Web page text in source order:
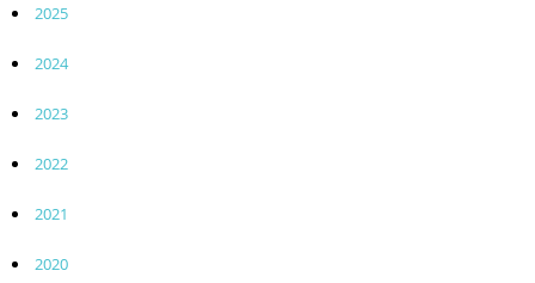
2025
2024
2023
2022
2021
2020